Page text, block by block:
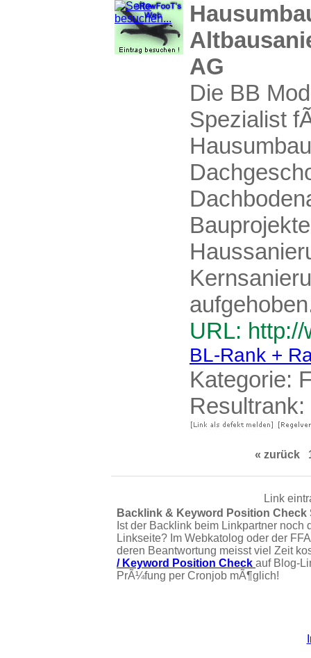
AG
Die BB
Spezialist
URL:
BL-Rank +
Kategorie:
Resultrank:
« zurück
Link
Backlink & Keyword Position
Ist der Backlink beim Linkpartner noch
Linkseite? Im Webkatolog oder der
deren Beantwortung meisst viel Zeit
/ Keyword Position Check auf Blog-
PrÃ¼fung per Cronjob mÃ¶glich!